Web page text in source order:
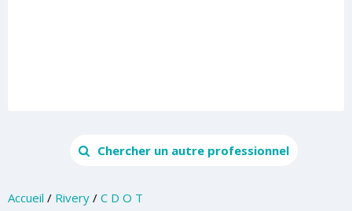
Chercher un autre professionnel
Accueil / Rivery / C D O T